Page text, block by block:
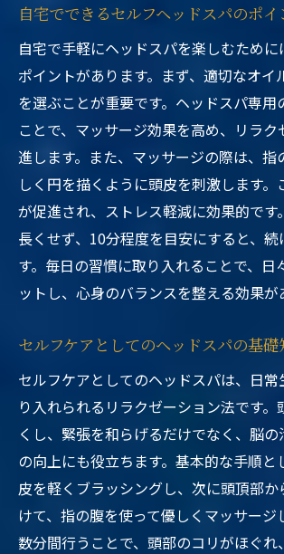
自宅でできるセルフヘッドスパのポイ
自宅で手軽にヘッドスパを楽しむため
ポイントがあります。まず、適切なオイ
を選ぶことが重要です。ヘッドスパ専用
ことで、マッサージ効果を高め、リラク
進します。また、マッサージの際は、指
しく円を描くように頭皮を刺激します。
が促進され、ストレス軽減に効果的です
長くせず、10分程度を目安にすると、続
す。毎日の習慣に取り入れることで、日
ットし、心身のバランスを整える効果が
セルフケアとしてのヘッドスパの基礎
セルフケアとしてのヘッドスパは、日
り入れられるリラクゼーション法です。
くし、緊張を和らげるだけでなく、脳
の向上にも役立ちます。基本的な手順と
皮を軽くブラッシングし、次に頭頂部
けて、指の腹を使って優しくマッサージ
数分間行うことで、頭部のコリがほぐれ